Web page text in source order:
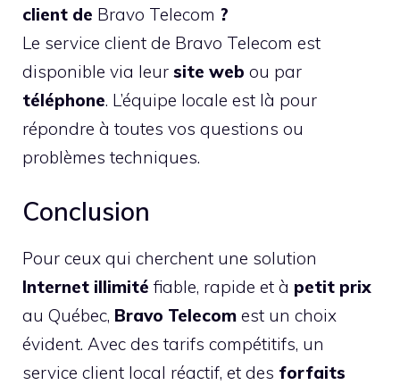
client de Bravo Telecom ?
Le service client de Bravo Telecom est
disponible via leur site web ou par
téléphone. L’équipe locale est là pour
répondre à toutes vos questions ou
problèmes techniques.
Conclusion
Pour ceux qui cherchent une solution
Internet illimité fiable, rapide et à petit prix
au Québec, Bravo Telecom est un choix
évident. Avec des tarifs compétitifs, un
service client local réactif, et des forfaits